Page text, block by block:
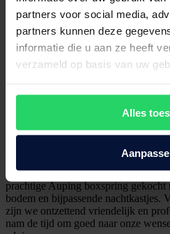
partners voor social media,
partners kunnen deze
informatie die u aan ze heeft
verzameld op basis van uw
Alles
1 jaar geleden
Bij Maassen van den Brink
prachtige Auping boxspring gekocht
bodem en bijpassende nachtkastjes.
zijn we ontzettend vriendelijk en
nam de tijd om goed naar onze